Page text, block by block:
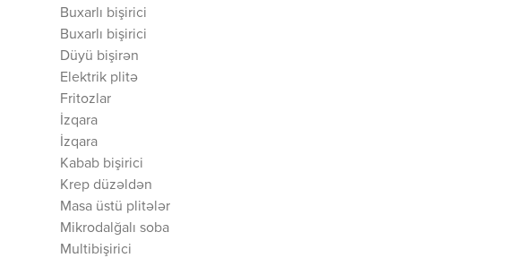
Buxarlı bişirici
Buxarlı bişirici
Düyü bişirən
Elektrik plitə
Fritozlar
İzqara
İzqara
Kabab bişirici
Krep düzəldən
Masa üstü plitələr
Mikrodalğalı soba
Multibişirici